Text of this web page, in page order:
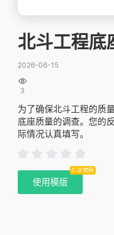
北斗工程底
2026-06-15

3
为了确保北斗工程的质
底座质量的调查。您的
际情况认真填写。
使用模版
0 次使用